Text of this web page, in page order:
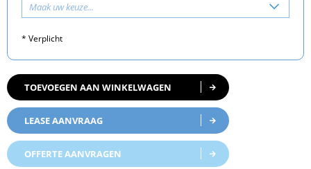
Maak uw keuze...
* Verplicht
TOEVOEGEN AAN WINKELWAGEN
LEASE AANVRAAG
OFFERTE AANVRAGEN